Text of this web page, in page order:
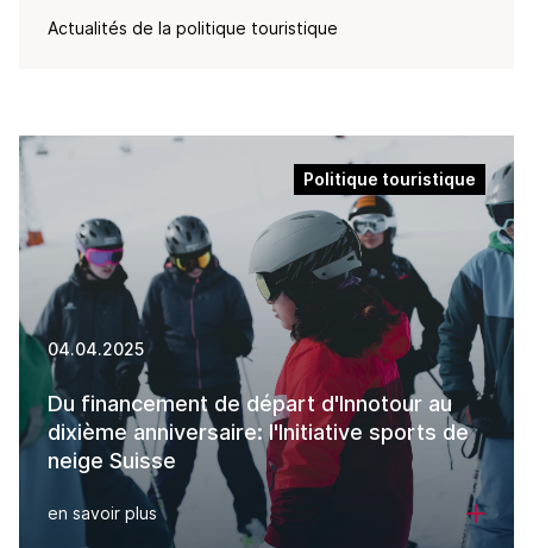
Actualités de la politique touristique
Politique touristique
04.04.2025
Du financement de départ d'Innotour au
dixième anniversaire: l'Initiative sports de
neige Suisse
en savoir plus